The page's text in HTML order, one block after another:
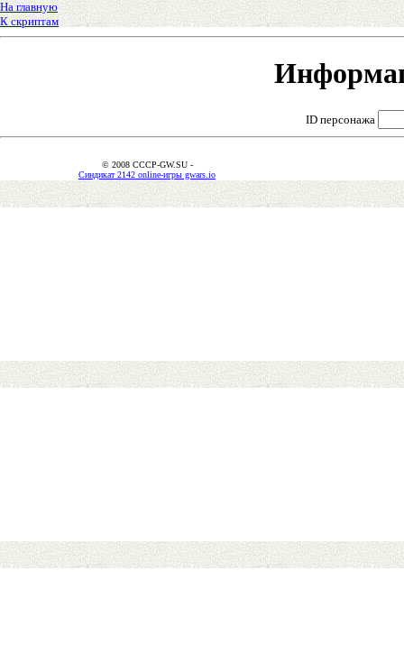
На главную
К скриптам
ID персонажа
© 2008 CCCP-GW.SU -
Синдикат 2142 online-игры gwars.io